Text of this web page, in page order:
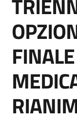
Supporto
Piattaforme
telematiche